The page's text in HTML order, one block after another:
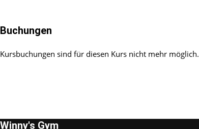
Buchungen
Kursbuchungen sind für diesen Kurs nicht mehr möglich.
Winny's Gym